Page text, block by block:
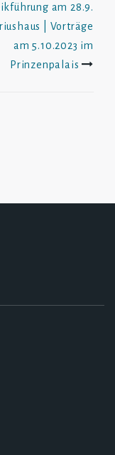
am 28.9.
| Vorträge
am 5.10.2023 im
Prinzenpalais